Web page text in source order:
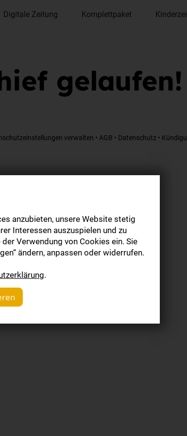
Digitale Zeitung Komplettpaket
gelaufen!
verwalten • AGB • Datenschutz •
anzubieten, unsere Website stetig
Interessen auszuspielen und zu
Verwendung von Cookies ein. Sie
ändern, anpassen oder widerrufen.
.